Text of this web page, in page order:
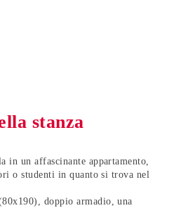
stanza
in un affascinante appartamento,
o studenti in quanto si trova nel
doppio armadio, una